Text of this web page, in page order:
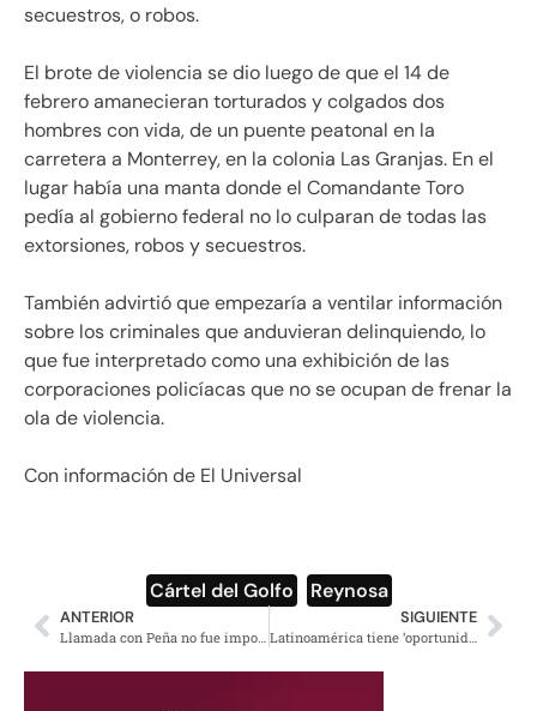
secuestros, o robos.
El brote de violencia se dio luego de que el 14 de
febrero amanecieran torturados y colgados dos
hombres con vida, de un puente peatonal en la
carretera a Monterrey, en la colonia Las Granjas. En el
lugar había una manta donde el Comandante Toro
pedía al gobierno federal no lo culparan de todas las
extorsiones, robos y secuestros.
También advirtió que empezaría a ventilar información
sobre los criminales que anduvieran delinquiendo, lo
que fue interpretado como una exhibición de las
corporaciones policíacas que no se ocupan de frenar la
ola de violencia.
Con información de El Universal
Cártel del Golfo Reynosa
ANTERIOR SIGUIENTE